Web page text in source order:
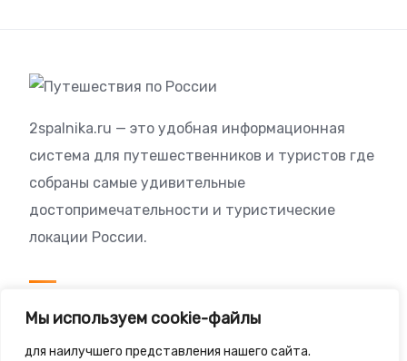
Мы используем cookie-файлы
для наилучшего представления нашего сайта.
2spalnika.ru — это удобная информационная
система для путешественников и туристов где
собраны самые удивительные
достопримечательности и туристические
локации России.